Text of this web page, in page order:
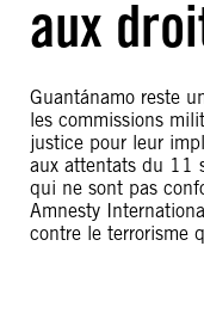
aux
Guantánamo reste
les commissions
justice pour leur
aux attentats du 11
qui ne sont pas
Amnesty
contre le terrorisme